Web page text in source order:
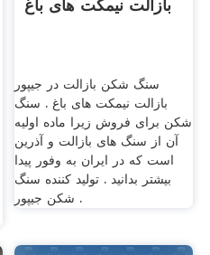
بازالت نیمکت های باغ
سنگ شکن بازالت در جیپور
بازالت نیمکت های باغ . سنگ
شکن برای فروش زیرا ماده اولیه
آن از سنگ های بازالت و آذرین
است که در ایران به وفور پیدا
بیشتر بدانید . تولید کننده سنگ
شکن جیپور .